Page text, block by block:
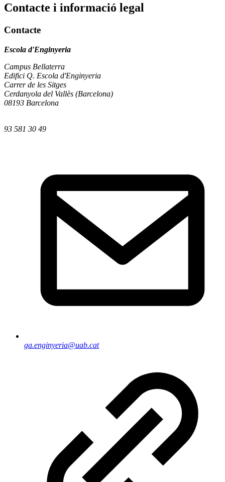
Contacte i informació legal
Contacte
Escola d'Enginyeria
Campus Bellaterra
Edifici Q. Escola d'Enginyeria
Carrer de les Sitges
Cerdanyola del Vallès (Barcelona)
08193 Barcelona
93 581 30 49
ga.enginyeria@uab.cat